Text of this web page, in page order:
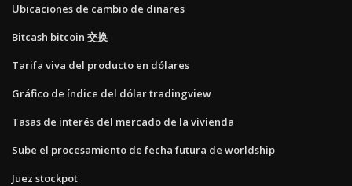
Ubicaciones de cambio de dinares
Bitcash bitcoin 交换
Tarifa viva del producto en dólares
Gráfico de índice del dólar tradingview
Tasas de interés del mercado de la vivienda
Sube el procesamiento de fecha futura de worldship
Juez stockpot